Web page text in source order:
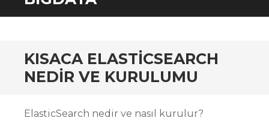
TO
KISACA ELASTICSEARCH
NEDIR VE KURULUMU
ElasticSearch nedir ve nasıl kurulur?